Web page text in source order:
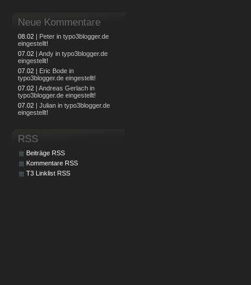
Neue Kommentare
08.02 | Peter in typo3blogger.de
eingestellt!
07.02 | Andy in typo3blogger.de
eingestellt!
07.02 | Eric Bode in
typo3blogger.de eingestellt!
07.02 | Andreas Gerlach in
typo3blogger.de eingestellt!
07.02 | Julian in typo3blogger.de
eingestellt!
RSS
Beiträge RSS
Kommentare RSS
T3 Linklist RSS